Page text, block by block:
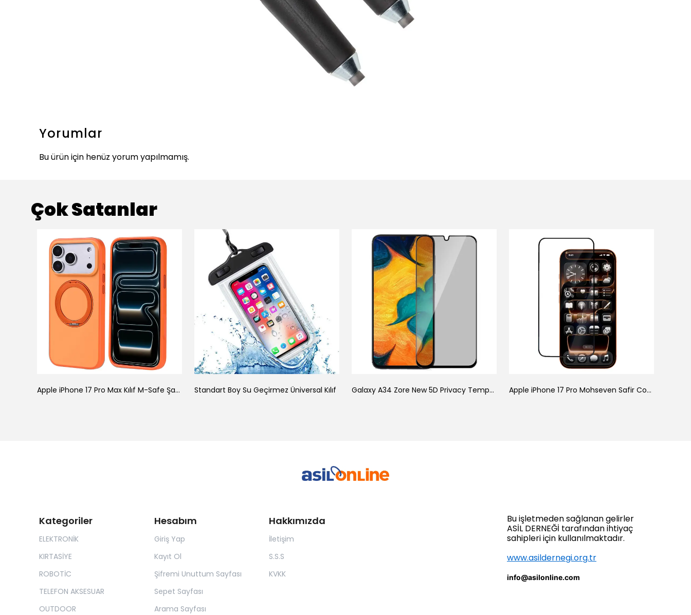
Yorumlar
Bu ürün için henüz yorum yapılmamış.
Çok Satanlar
Apple iPhone 17 Pro Max Kılıf M-Safe Şarj Özellikli Standlı Zore Proton Silikon Kapak Standart Boy Su Geçirmez Üniversal Kılıf Galaxy A34 Zore New 5D Privacy Temperli Ekran Koruyucu Apple iPhone 17 Pro Mohseven Safir Coating HD 3D Glue Temperli Cam Ekran Koruyucu
Kategoriler
ELEKTRONİK
KIRTASİYE
ROBOTİC
TELEFON AKSESUAR
OUTDOOR
Hesabım
Giriş Yap
Kayıt Ol
Şifremi Unuttum Sayfası
Sepet Sayfası
Arama Sayfası
Hakkımızda
İletişim
S.S.S
KVKK
Bu işletmeden sağlanan gelirler
ASİL DERNEĞİ tarafından ihtiyaç
sahipleri için kullanılmaktadır.
www.asildernegi.org.tr
info@asilonline.com